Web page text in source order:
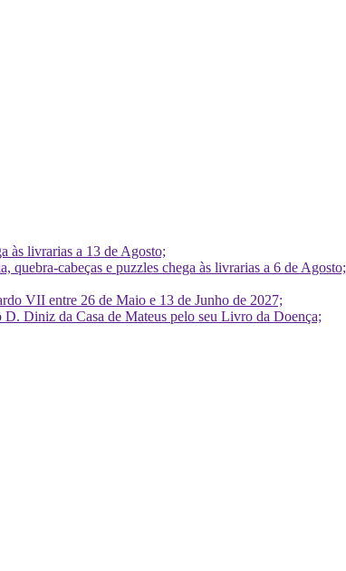
às livrarias a 13 de Agosto;
quebra-cabeças e puzzles chega às livrarias a 6 de Agosto;
VII entre 26 de Maio e 13 de Junho de 2027;
Diniz da Casa de Mateus pelo seu Livro da Doença;